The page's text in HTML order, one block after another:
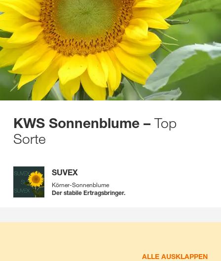
KWS Sonnenblume – Top
Sorte
SUVEX
Körner-Sonnenblume
Der stabile Ertragsbringer.
ALLE AUSKLAPPEN